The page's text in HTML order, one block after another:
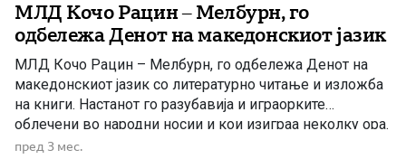
МЛД Кочо Рацин – Мелбурн, го
одбележа Денот на македонскиот јазик
МЛД Кочо Рацин – Мелбурн, го одбележа Денот на
македонскиот јазик со литературно читање и изложба
на книги. Настанот го разубавија и играорките
облечени во народни носии и кои изиграа неколку ора.
Претседателката на друштвото Гордана Димовска го
пред 3 мес.